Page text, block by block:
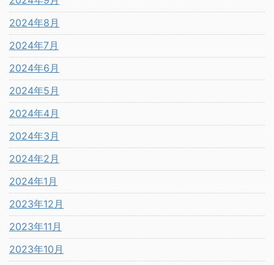
2024年8月
2024年7月
2024年6月
2024年5月
2024年4月
2024年3月
2024年2月
2024年1月
2023年12月
2023年11月
2023年10月